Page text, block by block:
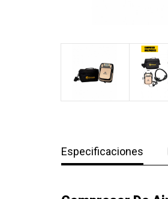
Especificaciones